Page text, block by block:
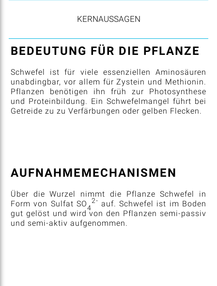
KERNAUSSAGEN
BEDEUTUNG FÜR DIE PFLANZE
Schwefel ist für viele essenziellen Aminosäuren
unabdingbar, vor allem für Zystein und Methionin.
Pflanzen benötigen ihn früh zur Photosynthese
und Proteinbildung. Ein Schwefelmangel führt bei
Getreide zu zu Verfärbungen oder gelben Flecken.
AUFNAHMEMECHANISMEN
Über die Wurzel nimmt die Pflanze Schwefel in
Form von Sulfat SO4
2- auf. Schwefel ist im Boden
gut gelöst und wird von den Pflanzen semi-passiv
und semi-aktiv aufgenommen.